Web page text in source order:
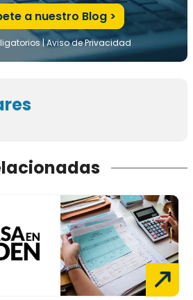
|Aviso de Privacidad